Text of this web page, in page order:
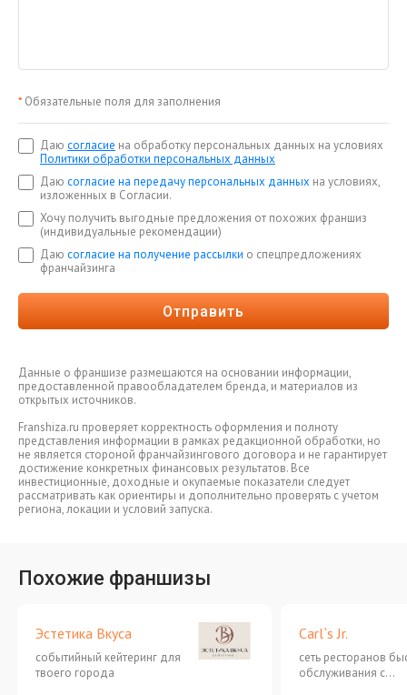
* Обязательные поля для заполнения
Даю согласие на обработку персональных данных на условиях
Политики обработки персональных данных
Даю согласие на передачу персональных данных на условиях,
изложенных в Согласии.
Хочу получить выгодные предложения от похожих франшиз
(индивидуальные рекомендации)
Даю согласие на получение рассылки о спецпредложениях
франчайзинга
Отправить
Данные о франшизе размещаются на основании информации,
предоставленной правообладателем бренда, и материалов из
открытых источников.
Franshiza.ru проверяет корректность оформления и полноту
представления информации в рамках редакционной обработки, но
не является стороной франчайзингового договора и не гарантирует
достижение конкретных финансовых результатов. Все
инвестиционные, доходные и окупаемые показатели следует
рассматривать как ориентиры и дополнительно проверять с учетом
региона, локации и условий запуска.
Похожие франшизы
Эстетика Вкуса
событийный кейтеринг для
твоего города
Carl`s Jr.
сеть ресторанов
обслуживания с